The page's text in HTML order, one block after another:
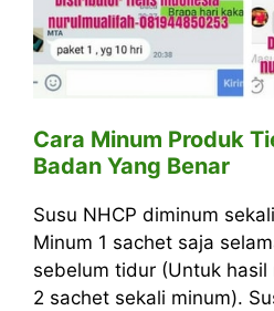
Cara Minum Produk
Badan Yang Benar
Susu NHCP diminum
Minum 1 sachet saja
sebelum tidur (Untuk hasil
2 sachet sekali minum).